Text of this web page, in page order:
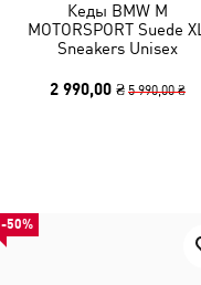
Кеды BMW M
MOTORSPORT Suede XL
Sneakers Unisex
2 990,00 ₴ 5 990,00 ₴
-50%